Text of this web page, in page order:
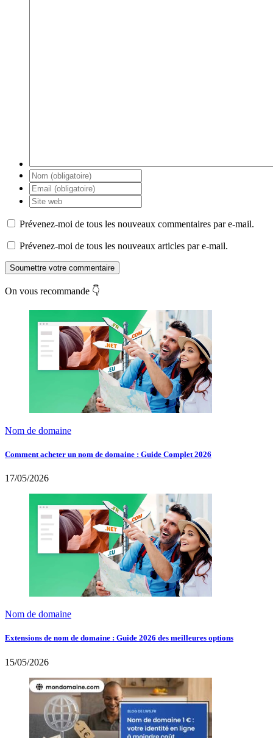
Prévenez-moi de tous les nouveaux commentaires par e-mail.
Prévenez-moi de tous les nouveaux articles par e-mail.
Soumettre votre commentaire
On vous recommande 👇
Nom de domaine
Comment acheter un nom de domaine : Guide Complet 2026
17/05/2026
Nom de domaine
Extensions de nom de domaine : Guide 2026 des meilleures options
15/05/2026